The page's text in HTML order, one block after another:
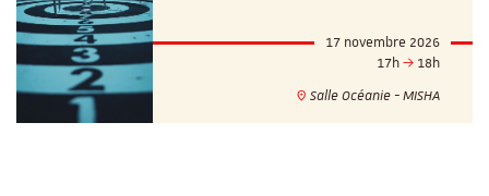
17 novembre 2026
17h
18h
Salle Océanie - MISHA